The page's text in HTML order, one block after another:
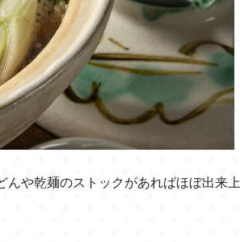
や乾麺のストックがあればほぼ出来上